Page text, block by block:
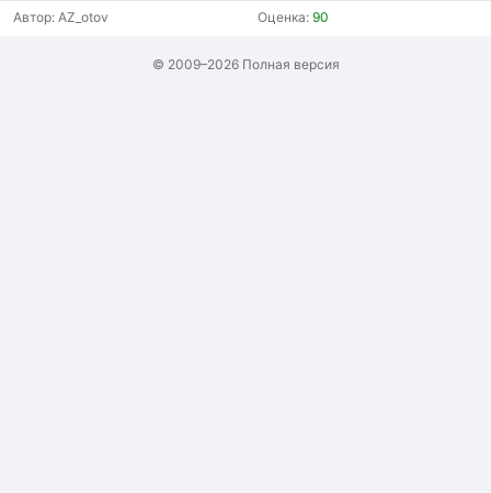
Автор: AZ_otov Оценка: 90
© 2009–2026 Полная версия